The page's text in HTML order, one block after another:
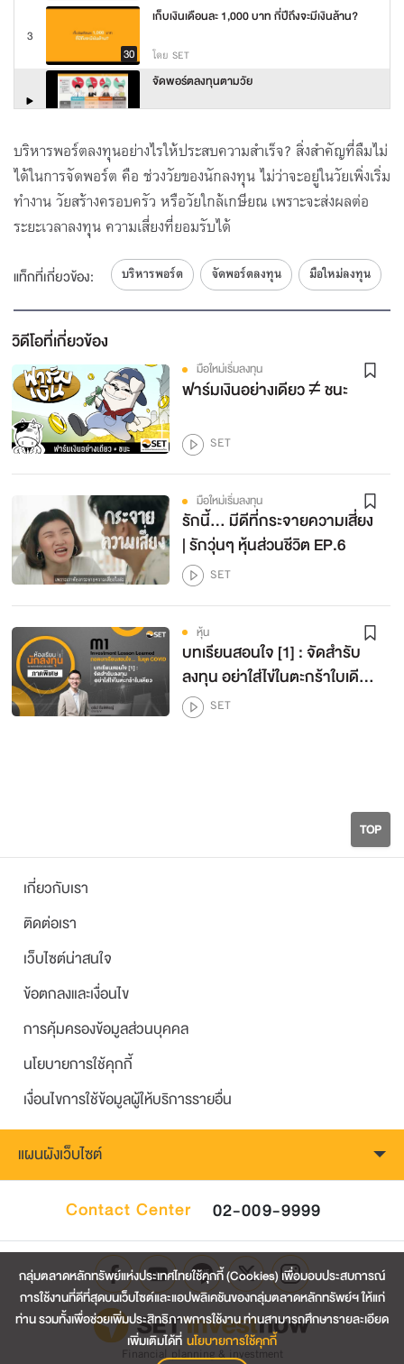
3
30
เก็บเงินเดือนละ 1,000 บาท กี่ปีถึงจะมีเงินล้าน?
โดย SET
จัดพอร์ตลงทุนตามวัย
5
30
DCA เงินน้อย ทยอยลงทุน
โดย SET
6
4 Steps ลงทุนหุ้นแบบ DCA
30
3 ขั้นตอนคัดเลือกกองทุนรวมที่ใช่
โดย SET
โดย SET
9
จะซื้อขายหุ้น ต้องระวัง!!! เครื่องหมายเหล่านี้
โดย SET
ราคาหุ้นมาจากไหน...ใครบอกที
โดย SET
11
ลงทุนในหุ้น ต้องเข้าใจวิธีวิเคราะห์ปัจจัยพื้นฐาน
โดย SET
โดย SET
13
คีย์ซื้อหุ้นอย่างไร ถูกใจ ถูกช่วงราคา
โดย SET
16
เทคนิคอ่านบทวิเคราะห์ เจาะเลือกหุ้น
โดย SET
19
โดย SET
เกษียณแล้ว... ต้องใช้เงินเท่าไหร่
โดย SET
22
5 ขั้นตอนสร้างเกษียณสุข
โดย SET
สำรวจตนเอง คุณอยู่รอดหรือยัง
โดย SET
บริหารพอร์ตลงทุนอย่างไรให้ประสบความสำเร็จ? สิ่งสำคัญที่ลืมไม่
ได้ในการจัดพอร์ต คือ ช่วงวัยของนักลงทุน ไม่ว่าจะอยู่ในวัยเพิ่งเริ่ม
ทำงาน วัยสร้างครอบครัว หรือวัยใกล้เกษียณ เพราะจะส่งผลต่อ
ระยะเวลาลงทุน ความเสี่ยงที่ยอมรับได้
แท็กที่เกี่ยวข้อง: บริหารพอร์ต จัดพอร์ตลงทุน มือใหม่ลงทุน
วิดีโอที่เกี่ยวข้อง
มือใหม่เริ่มลงทุน
ฟาร์มเงินอย่างเดียว ≠ ชนะ
SET
มือใหม่เริ่มลงทุน
รักนี้... มีดีที่กระจายความเสี่ยง
| รักวุ่นๆ หุ้นส่วนชีวิต EP.6
SET
หุ้น
บทเรียนสอนใจ [1] : จัดสำรับ
ลงทุน อย่าใส่ไข่ในตะกร้าใบเดียว
| ห้องเรียนนักลงทุนภาคพิเศษ
EP.2
SET
TOP
เกี่ยวกับเรา
ติดต่อเรา
เว็บไซต์น่าสนใจ
ข้อตกลงและเงื่อนไข
การคุ้มครองข้อมูลส่วนบุคคล
นโยบายการใช้คุกกี้
เงื่อนไขการใช้ข้อมูลผู้ให้บริการรายอื่น
แผนผังเว็บไซต์
Contact Center 02-009-9999
Financial planning & investment
กลุ่มตลาดหลักทรัพย์แห่งประเทศไทยใช้คุกกี้ (Cookies) เพื่อมอบประสบการณ์
การใช้งานที่ดีที่สุดบนเว็บไซต์และแอปพลิเคชันของกลุ่มตลาดหลักทรัพย์ฯ ให้แก่
ท่าน รวมทั้งเพื่อช่วยเพิ่มประสิทธิภาพการใช้งาน ท่านสามารถศึกษารายละเอียด
เพิ่มเติมได้ที่ นโยบายการใช้คุกกี้